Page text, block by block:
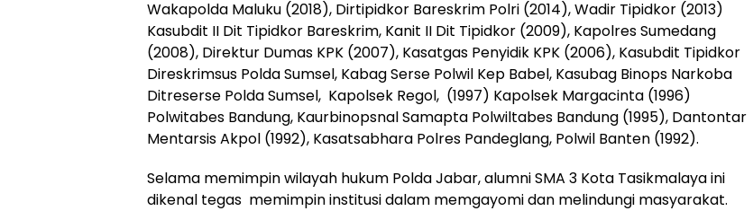
Wakapolda Maluku (2018), Dirtipidkor Bareskrim Polri (2014), Wadir Tipidkor (2013)
Kasubdit II Dit Tipidkor Bareskrim, Kanit II Dit Tipidkor (2009), Kapolres Sumedang
(2008), Direktur Dumas KPK (2007), Kasatgas Penyidik KPK (2006), Kasubdit Tipidkor
Direskrimsus Polda Sumsel, Kabag Serse Polwil Kep Babel, Kasubag Binops Narkoba
Ditreserse Polda Sumsel, Kapolsek Regol, (1997) Kapolsek Margacinta (1996)
Polwitabes Bandung, Kaurbinopsnal Samapta Polwiltabes Bandung (1995), Dantontar
Mentarsis Akpol (1992), Kasatsabhara Polres Pandeglang, Polwil Banten (1992).
Selama memimpin wilayah hukum Polda Jabar, alumni SMA 3 Kota Tasikmalaya ini
dikenal tegas memimpin institusi dalam memgayomi dan melindungi masyarakat.